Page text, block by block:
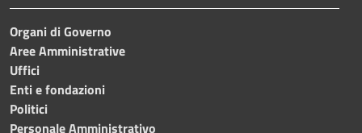
Organi di Governo
Aree Amministrative
Uffici
Enti e fondazioni
Politici
Personale Amministrativo